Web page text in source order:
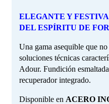
ELEGANTE Y
DEL ESPÍRITU DE
Una gama asequible que
soluciones técnicas
Adour. Fundición
recuperador integrado.
Disponible en ACERO